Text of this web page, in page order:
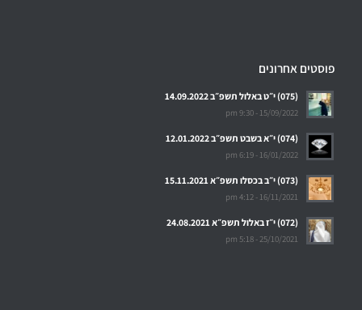
פוסטים אחרונים
(075) י״ט באלול תשפ״ב 14.09.2022
15/09/2022 - 9:30 pm
(074) י״א בשבט תשפ״ב 12.01.2022
16/01/2022 - 6:19 pm
(073) י״ב בכסלו תשפ״א 15.11.2021
16/11/2021 - 4:12 pm
(072) י״ז באלול תשפ״א 24.08.2021
25/10/2021 - 5:18 pm